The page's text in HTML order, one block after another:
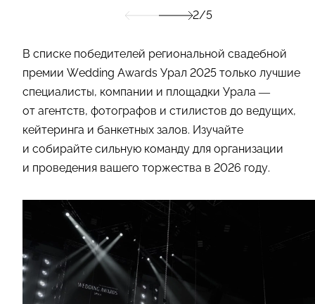
2/5
В списке победителей региональной свадебной
премии Wedding Awards Урал 2025 только лучшие
специалисты, компании и площадки Урала —
от агентств, фотографов и стилистов до ведущих,
кейтеринга и банкетных залов. Изучайте
и собирайте сильную команду для организации
и проведения вашего торжества в 2026 году.